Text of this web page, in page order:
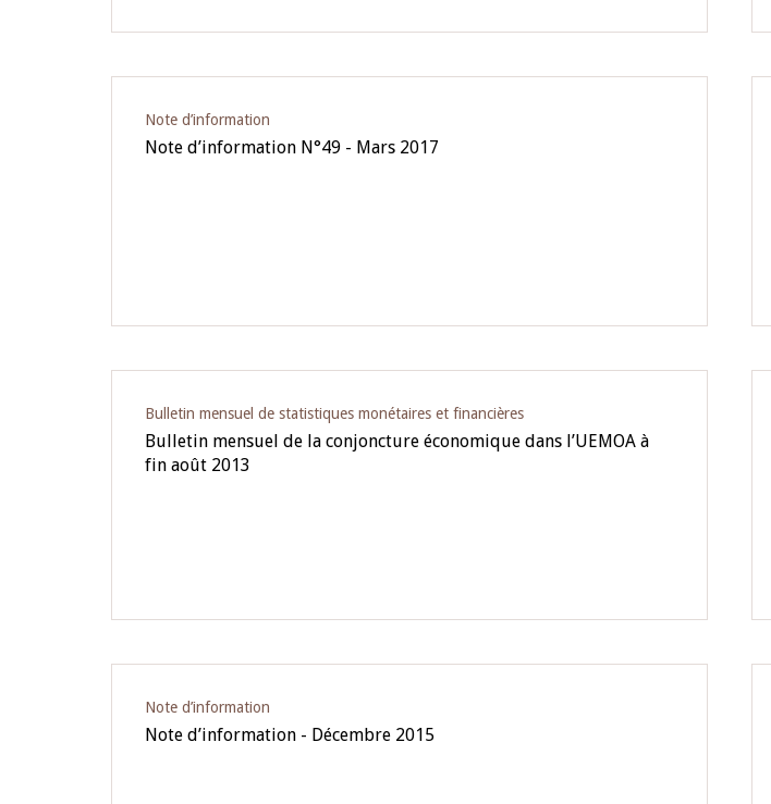
Note d’information
Note d’information N°49 - Mars 2017
Bulletin mensuel de statistiques monétaires et financières
Bulletin mensuel de la conjoncture économique dans l’UEMOA à
fin août 2013
Note d’information
Note d’information - Décembre 2015